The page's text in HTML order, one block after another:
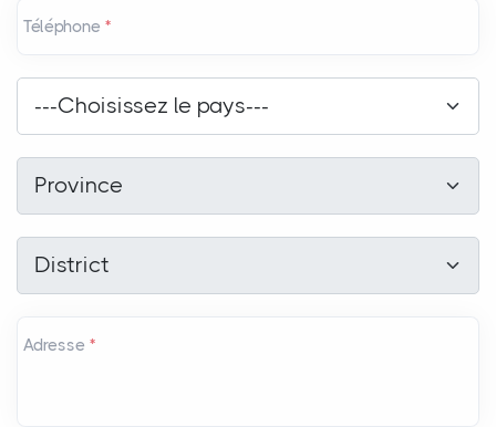
Téléphone *
---Choisissez le pays---
Province
District
Adresse *